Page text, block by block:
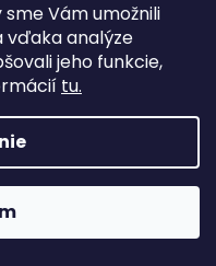
Vám umožnili
vďaka analýze
jeho funkcie,
tu.
190